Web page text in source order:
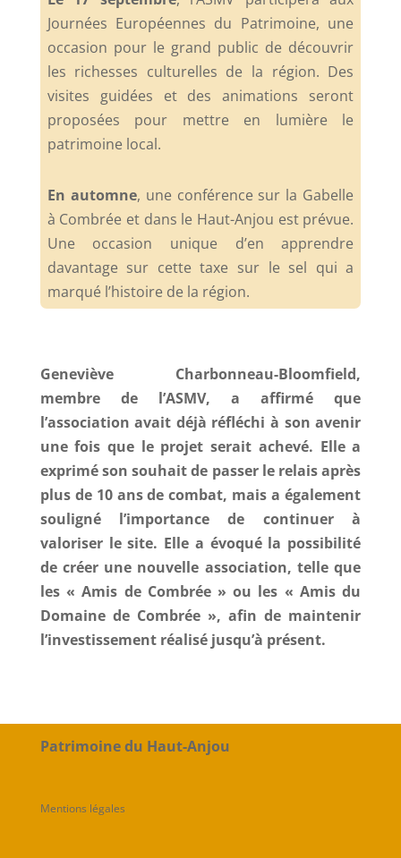
Journées Européennes du Patrimoine, une
occasion pour le grand public de découvrir
les richesses culturelles de la région. Des
visites guidées et des animations seront
proposées pour mettre en lumière le
patrimoine local.
En automne, une conférence sur la Gabelle
à Combrée et dans le Haut-Anjou est prévue.
Une occasion unique d’en apprendre
davantage sur cette taxe sur le sel qui a
marqué l’histoire de la région.
Geneviève Charbonneau-Bloomfield,
membre de l’ASMV, a affirmé que
l’association avait déjà réfléchi à son avenir
une fois que le projet serait achevé. Elle a
exprimé son souhait de passer le relais après
plus de 10 ans de combat, mais a également
souligné l’importance de continuer à
valoriser le site. Elle a évoqué la possibilité
de créer une nouvelle association, telle que
les « Amis de Combrée » ou les « Amis du
Domaine de Combrée », afin de maintenir
l’investissement réalisé jusqu’à présent.
Patrimoine du Haut-Anjou
Mentions légales